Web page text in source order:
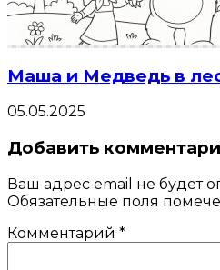
Маша и Медведь в
05.05.2025
Добавить
Ваш адрес email не будет
Обязательные поля
Комментарий *